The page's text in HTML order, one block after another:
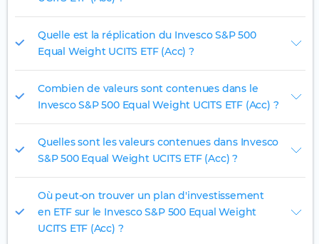
Quelle est la réplication du Invesco S&P 500
Equal Weight UCITS ETF (Acc) ?
Combien de valeurs sont contenues dans le
Invesco S&P 500 Equal Weight UCITS ETF (Acc) ?
Quelles sont les valeurs contenues dans Invesco
S&P 500 Equal Weight UCITS ETF (Acc) ?
Où peut-on trouver un plan d'investissement
en ETF sur le Invesco S&P 500 Equal Weight
UCITS ETF (Acc) ?